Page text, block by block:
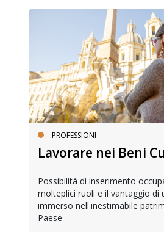
PROFESSIONI
Lavorare nei Beni
Possibilità di inserimento
molteplici ruoli e il vantaggio di
immerso nell'inestimabile
Paese